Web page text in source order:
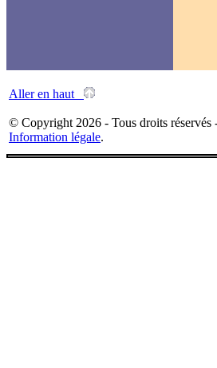
Aller en haut
© Copyright 2026 - Tous droits réservés
Information légale.